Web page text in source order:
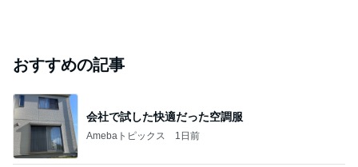
おすすめの記事
会社で試した快適だった空調服
Amebaトピックス 1日前